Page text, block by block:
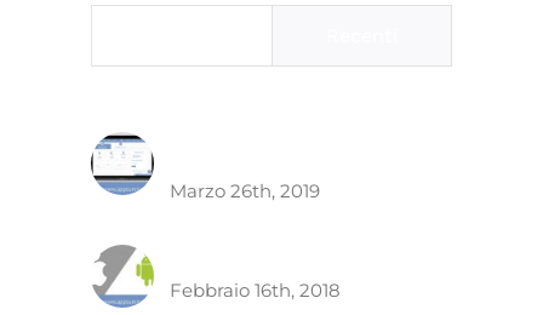
Marzo 26th, 2019
Febbraio 16th, 2018